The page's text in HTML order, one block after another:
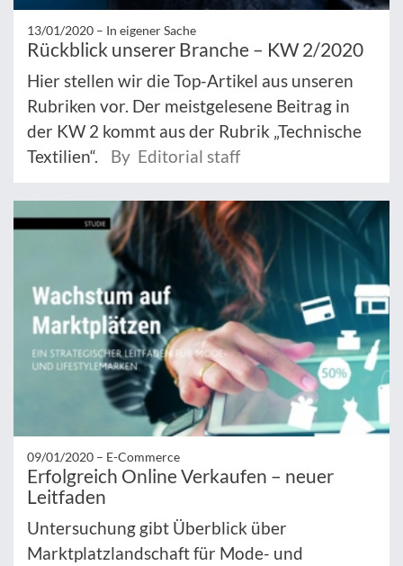
13/01/2020 – In eigener Sache
Rückblick unserer Branche – KW 2/2020
Hier stellen wir die Top-Artikel aus unseren
Rubriken vor. Der meistgelesene Beitrag in
der KW 2 kommt aus der Rubrik „Technische
Textilien“.
By Editorial staff
09/01/2020 – E-Commerce
Erfolgreich Online Verkaufen – neuer
Leitfaden
Untersuchung gibt Überblick über
Marktplatzlandschaft für Mode- und